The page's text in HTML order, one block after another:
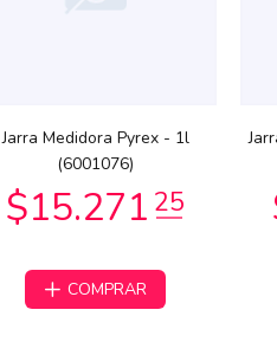
Jarra Medidora Pyrex - 1l
(6001076)
COMPRAR
$17.03660